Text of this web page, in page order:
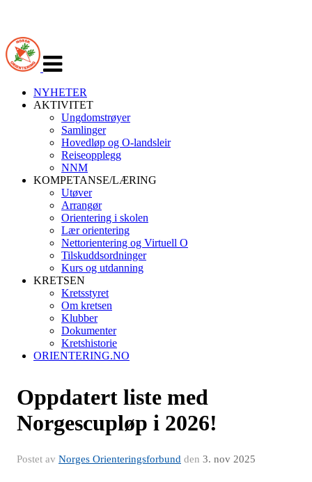
navigasjon
NYHETER
AKTIVITET
Ungdomstrøyer
Samlinger
Hovedløp og O-landsleir
Reiseopplegg
NNM
KOMPETANSE/LÆRING
Utøver
Arrangør
Orientering i skolen
Lær orientering
Nettorientering og Virtuell O
Tilskuddsordninger
Kurs og utdanning
KRETSEN
Kretsstyret
Om kretsen
Klubber
Dokumenter
Kretshistorie
ORIENTERING.NO
Oppdatert liste med
Norgescupløp i 2026!
Postet av Norges Orienteringsforbund den 3. nov 2025